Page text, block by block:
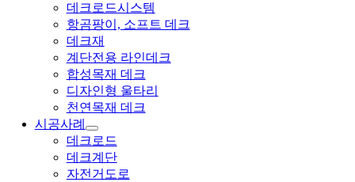
데크로드시스템
항곰팡이, 소프트 데크
데크재
계단전용 라인데크
합성목재 데크
디자인형 울타리
천연목재 데크
시공사례
데크로드
데크계단
자전거도로